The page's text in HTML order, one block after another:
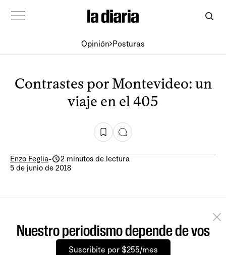
Opinión Posturas
Contrastes por Montevideo: un
viaje en el 405
Enzo Feglia-
2 minutos de lectura
5 de junio de 2018
Nuestro periodismo depende de vos
Suscribite por $255/mes